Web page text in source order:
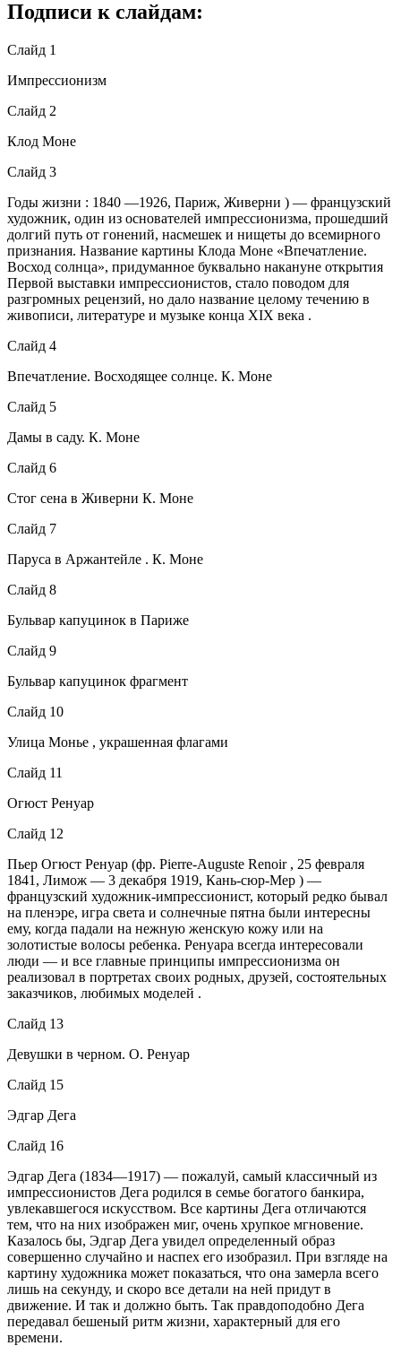
Подписи к слайдам:
Слайд 1
Импрессионизм
Слайд 2
Клод Моне
Слайд 3
Годы жизни : 1840 —1926, Париж, Живерни ) — французский
художник, один из основателей импрессионизма, прошедший
долгий путь от гонений, насмешек и нищеты до всемирного
признания. Название картины Клода Моне «Впечатление.
Восход солнца», придуманное буквально накануне открытия
Первой выставки импрессионистов, стало поводом для
разгромных рецензий, но дало название целому течению в
живописи, литературе и музыке конца XIX века .
Слайд 4
Впечатление. Восходящее солнце. К. Моне
Слайд 5
Дамы в саду. К. Моне
Слайд 6
Стог сена в Живерни К. Моне
Слайд 7
Паруса в Аржантейле . К. Моне
Слайд 8
Бульвар капуцинок в Париже
Слайд 9
Бульвар капуцинок фрагмент
Слайд 10
Улица Монье , украшенная флагами
Слайд 11
Огюст Ренуар
Слайд 12
Пьер Огюст Ренуар (фр. Pierre-Auguste Renoir , 25 февраля
1841, Лимож — 3 декабря 1919, Кань-сюр-Мер ) —
французский художник-импрессионист, который редко бывал
на пленэре, игра света и солнечные пятна были интересны
ему, когда падали на нежную женскую кожу или на
золотистые волосы ребенка. Ренуара всегда интересовали
люди — и все главные принципы импрессионизма он
реализовал в портретах своих родных, друзей, состоятельных
заказчиков, любимых моделей .
Слайд 13
Девушки в черном. О. Ренуар
Слайд 15
Эдгар Дега
Слайд 16
Эдгар Дега (1834—1917) — пожалуй, самый классичный из
импрессионистов Дега родился в семье богатого банкира,
увлекавшегося искусством. Все картины Дега отличаются
тем, что на них изображен миг, очень хрупкое мгновение.
Казалось бы, Эдгар Дега увидел определенный образ
совершенно случайно и наспех его изобразил. При взгляде на
картину художника может показаться, что она замерла всего
лишь на секунду, и скоро все детали на ней придут в
движение. И так и должно быть. Так правдоподобно Дега
передавал бешеный ритм жизни, характерный для его
времени.